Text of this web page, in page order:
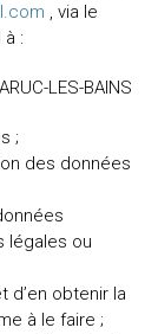
, via le
:
LES-BAINS
;
des données
légales ou
d’en obtenir la
à le faire ;